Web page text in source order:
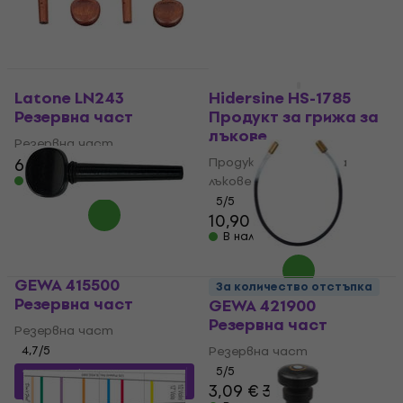
Latone LN243
Резервна част
Резервна част
6,99 €
В наличност
Hidersine HS-1785
Продукт за грижа за
лъкове
Продукт за грижа за
лъкове
5/5
10,90 €
В наличност
GEWA 415500
Резервна част
Резервна част
4,7/5
10,78 €с кодMUZMUZ-
20
GEWA 421900
Резервна част
Резервна част
5/5
3,09 €3,69 €
За количество отстъпка